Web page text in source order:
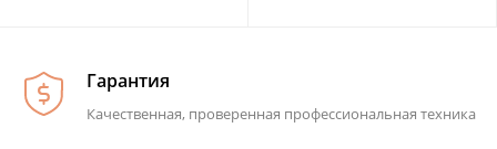
Гарантия
Качественная, проверенная профессиональная техника